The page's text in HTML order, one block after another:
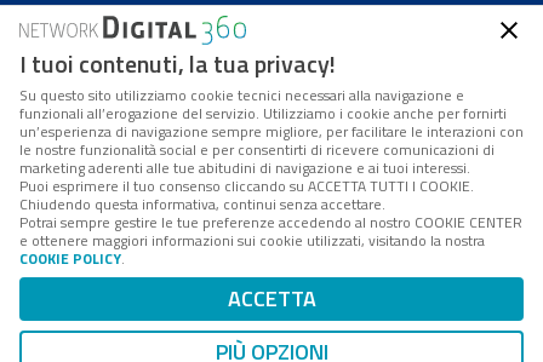
Forumpa.itè una pubblicazione telematica iscritta
presso Registro della stampa del Tribunale di Roma -
Reg. n. 182 del 2 maggio 2008 - Direttore resp. Michela
Stentella
FPA s.r.l. è società soggetta a Direzione e
Coordinamento da parte di Digital360 S.p.A. - FPA s.r.l.
è un'azienda certificata per il sistema di management
Codice Fiscale/Partita IVA n. 10693191008 - R.E.A. Roma
n. 1249791. ISP AWS
Mappa del sito
I tuoi contenuti, la tua privacy!
Su questo sito utilizziamo cookie tecnici necessari alla navigazione e
funzionali all’erogazione del servizio. Utilizziamo i cookie anche per fornirti
un’esperienza di navigazione sempre migliore, per facilitare le interazioni con
le nostre funzionalità social e per consentirti di ricevere comunicazioni di
marketing aderenti alle tue abitudini di navigazione e ai tuoi interessi.
Puoi esprimere il tuo consenso cliccando su ACCETTA TUTTI I COOKIE.
Chiudendo questa informativa, continui senza accettare.
Potrai sempre gestire le tue preferenze accedendo al nostro COOKIE CENTER
e ottenere maggiori informazioni sui cookie utilizzati, visitando la nostra
COOKIE POLICY.
ACCETTA
PIÙ OPZIONI